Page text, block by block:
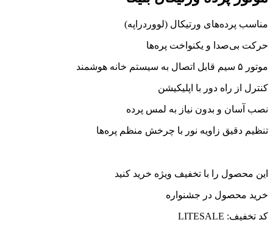
مناسب پرده‌های ورتیکال (لووردراپه)
حرکت بی‌صدا و یکنواخت پره‌ها
موتور ۵ سیم قابل اتصال به سیستم خانه هوشمند
کنترل از راه دور با اپلیکیشن
نصب آسان و بدون نیاز به لمس پرده
تنظیم دقیق زاویه نور با چرخش منظم پره‌ها
این محصول را با تخفیف ویژه خرید کنید
خرید محصول در جشنواره
کد تخفیف: LITESALE